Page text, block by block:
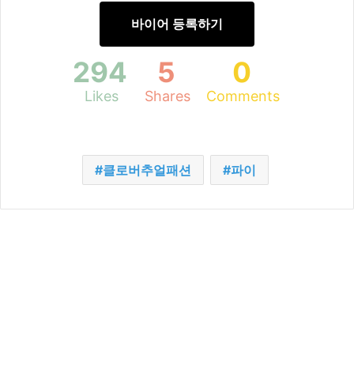
바이어 등록하기
294
Likes
5
Shares
0
Comments
클로버추얼패션 파이